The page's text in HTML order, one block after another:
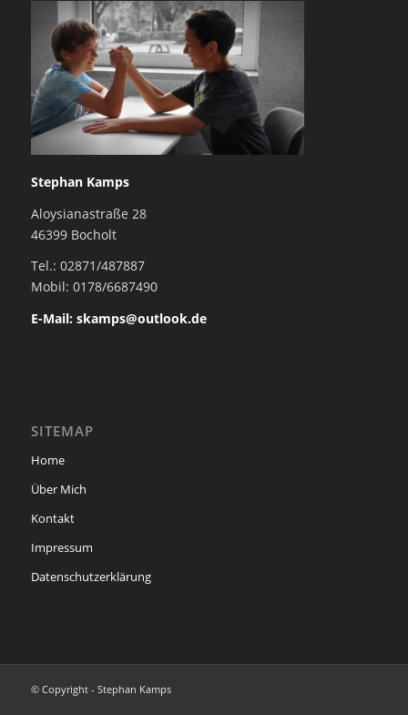
Stephan Kamps
Aloysianastraße 28
46399 Bocholt
Tel.: 02871/487887
Mobil: 0178/6687490
E-Mail: skamps@outlook.de
SITEMAP
Home
Über Mich
Kontakt
Impressum
Datenschutzerklärung
© Copyright - Stephan Kamps